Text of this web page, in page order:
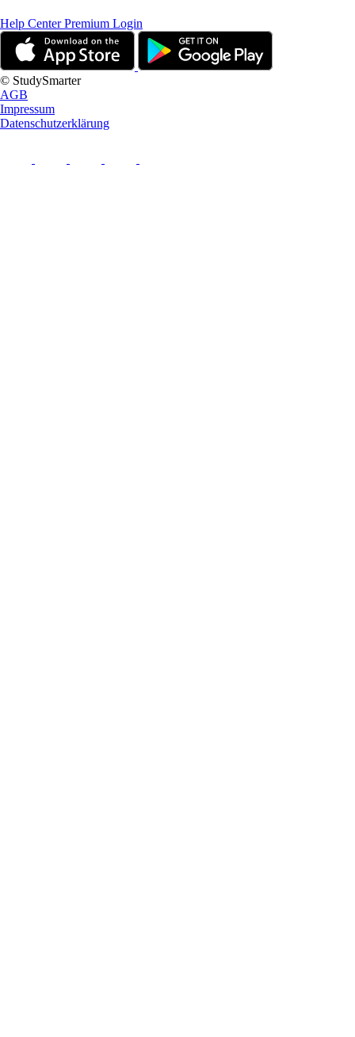
Help CenterPremium Login
© StudySmarter
AGB
Impressum
Datenschutzerklärung